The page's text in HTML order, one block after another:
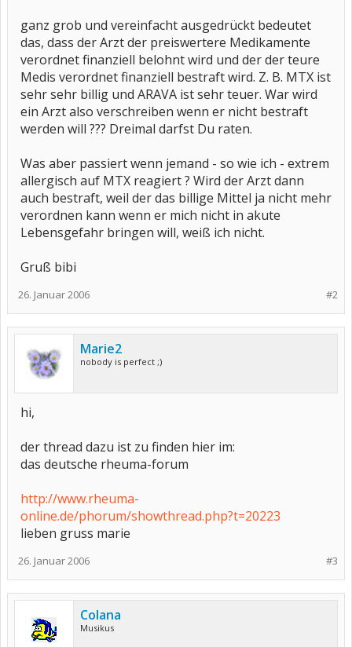
ganz grob und vereinfacht ausgedrückt bedeutet
das, dass der Arzt der preiswertere Medikamente
verordnet finanziell belohnt wird und der der teure
Medis verordnet finanziell bestraft wird. Z. B. MTX ist
sehr sehr billig und ARAVA ist sehr teuer. War wird
ein Arzt also verschreiben wenn er nicht bestraft
werden will ??? Dreimal darfst Du raten.
Was aber passiert wenn jemand - so wie ich - extrem
allergisch auf MTX reagiert ? Wird der Arzt dann
auch bestraft, weil der das billige Mittel ja nicht mehr
verordnen kann wenn er mich nicht in akute
Lebensgefahr bringen will, weiß ich nicht.
Gruß bibi
#2
26. Januar 2006
Marie2
nobody is perfect ;)
hi,
der thread dazu ist zu finden hier im:
das deutsche rheuma-forum
http://www.rheuma-
online.de/phorum/showthread.php?t=20223
lieben gruss marie
#3
26. Januar 2006
Colana
Musikus